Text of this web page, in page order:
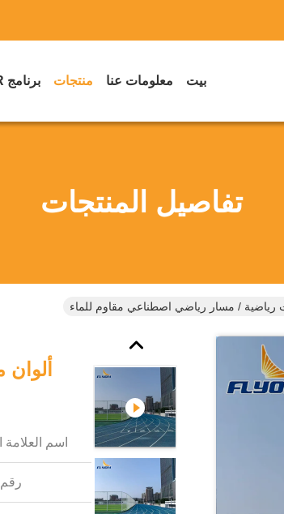
بيت معلومات عنا منتجات برنامج VR
تفاصيل المنتجات
/ مسار رياضي اصطناعي مقاوم للماء
اسم العلامة
رقم